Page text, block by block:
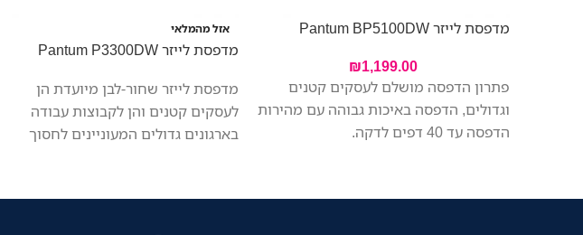
מדפסת לייזר Pantum BP5100DW
₪1,199.00
פתרון הדפסה מושלם לעסקים קטנים
וגדולים, הדפסה באיכות גבוהה עם מהירות
הדפסה עד 40 דפים לדקה.
אזל מהמלאי
מדפסת לייזר Pantum P3300DW
מדפסת לייזר שחור-לבן מיועדת הן
לעסקים קטנים והן לקבוצות עבודה
בארגונים גדולים המעוניינים לחסוך
וחלקה עם מינימום תקלות בהזנת הנייר,